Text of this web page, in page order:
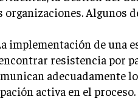
organizaciones. Algunos
implementación de una
resistencia por
adecuadamente
activa en el proceso.